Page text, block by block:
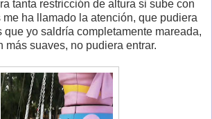
tanta restricción de altura si sube con
me ha llamado la atención, que pudiera
que yo saldría completamente mareada,
más suaves, no pudiera entrar.